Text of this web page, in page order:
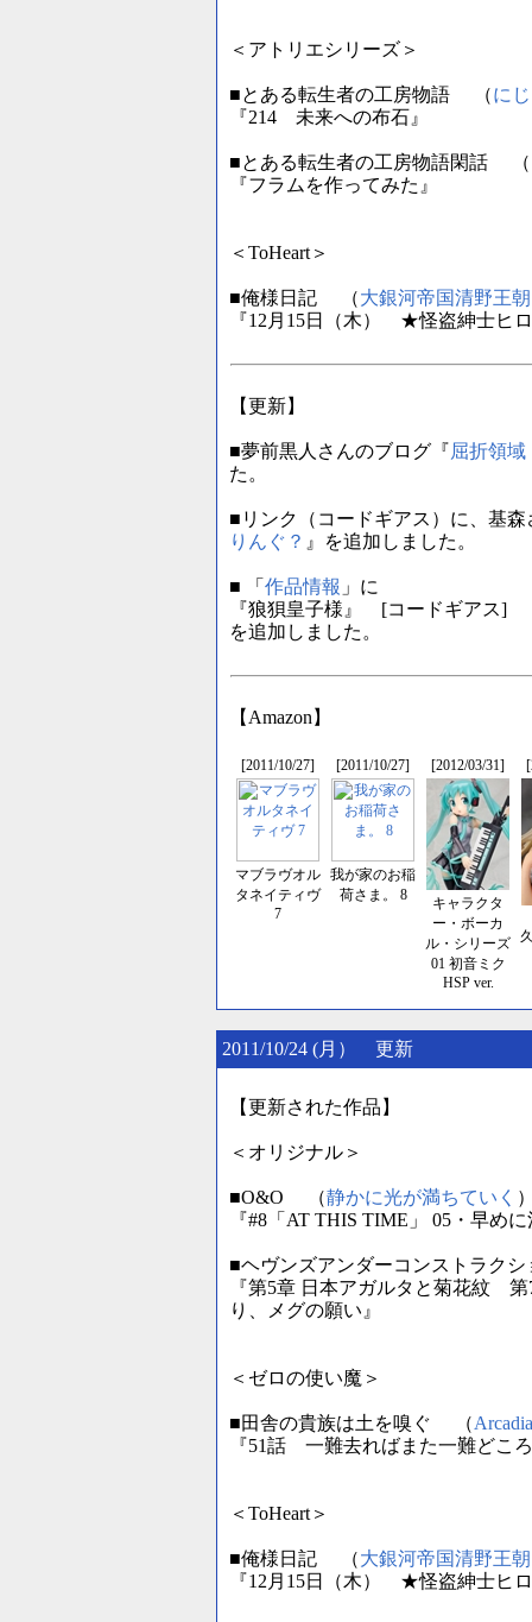
＜アトリエシリーズ＞
■とある転生者の工房物語 （に
『214 未来への布石』
■とある転生者の工房物語閑話 （
『フラムを作ってみた』
＜ToHeart＞
■俺様日記 （大銀河帝国清野王朝
『12月15日（木） ★怪盗紳士ヒ
【更新】
■夢前黒人さんのブログ『屈折領域
た。
■リンク（コードギアス）に、基
りんぐ？ 』を追加しました。
■ 「 作品情報 」に
『狼狽皇子様』 [コードギアス]
を追加しました。
【Amazon】
[2011/10/27]
マブラヴオル
タネイティヴ
7
[2011/10/27]
我が家のお稲
荷さま。 8
[2012/03/31]
キャラクタ
ー・ボーカ
ル・シリーズ
01 初音ミク
HSP ver.
2011/10/24 (月） 更新
【更新された作品】
＜オリジナル＞
■O&O （静かに光が満ちていく
『#8「AT THIS TIME」 05・早め
■ヘヴンズアンダーコンストラク
『第5章 日本アガルタと菊花紋
り、メグの願い』
＜ゼロの使い魔＞
■田舎の貴族は土を嗅ぐ （Arcadia
『51話 一難去ればまた一難どこ
＜ToHeart＞
■俺様日記 （大銀河帝国清野王朝
『12月15日（木） ★怪盗紳士ヒ